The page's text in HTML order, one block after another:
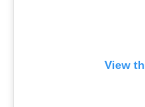
View